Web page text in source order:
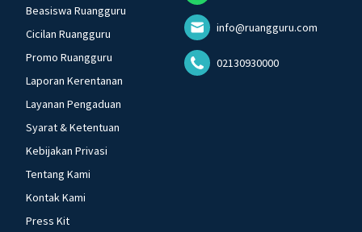
Beasiswa Ruangguru
Cicilan Ruangguru
Promo Ruangguru
Laporan Kerentanan
Layanan Pengaduan
Syarat & Ketentuan
Kebijakan Privasi
Tentang Kami
Kontak Kami
Press Kit
info@ruangguru.com
02130930000